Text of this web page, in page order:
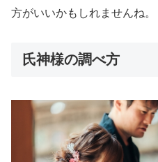
方がいいかもしれませんね。
氏神様の調べ方